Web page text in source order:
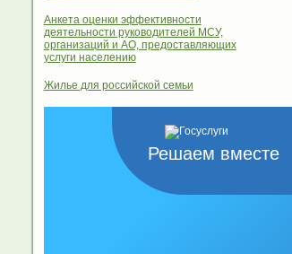
Анкета оценки эффективности
деятельности руководителей МСУ,
организаций и АО, предоставляющих
услуги населению
Жилье для российской семьи
Решаем вместе